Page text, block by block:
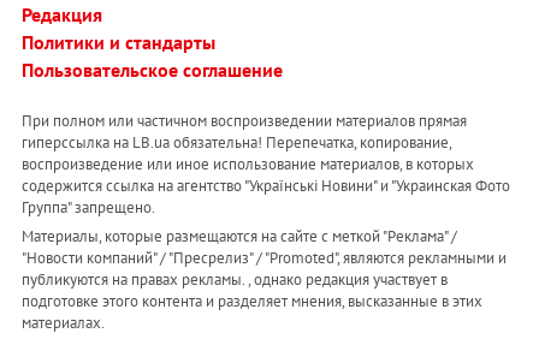
Редакция
Политики и стандарты
Пользовательское соглашение
При полном или частичном воспроизведении материалов прямая
гиперссылка на LB.ua обязательна! Перепечатка, копирование,
воспроизведение или иное использование материалов, в которых
содержится ссылка на агентство "Українськi Новини" и "Украинская Фото
Группа" запрещено.
Материалы, которые размещаются на сайте с меткой "Реклама" /
"Новости компаний" / "Пресрелиз" / "Promoted", являются рекламными и
публикуются на правах рекламы. , однако редакция участвует в
подготовке этого контента и разделяет мнения, высказанные в этих
материалах.